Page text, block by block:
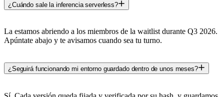
¿Cuándo sale la inferencia serverless?
La estamos abriendo a los miembros de la waitlist durante Q3 2026.
Apúntate abajo y te avisamos cuando sea tu turno.
¿Seguirá funcionando mi entorno guardado dentro de unos meses?